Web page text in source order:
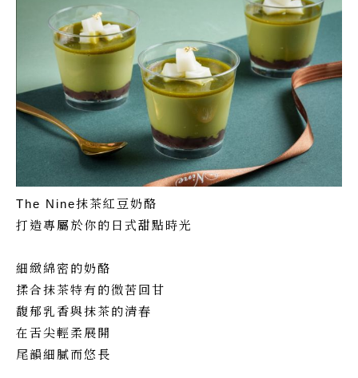
The Nine抹茶紅豆奶酪
打造專屬於你的日式甜點時光
細緻綿密的奶酪
揉合抹茶特有的微苦回甘
馥郁乳香與抹茶的清春
在舌尖輕柔展開
尾韻細膩而悠長